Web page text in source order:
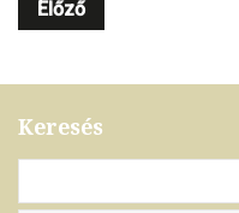
Előző
Keresés